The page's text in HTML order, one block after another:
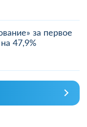
за первое
47,9%